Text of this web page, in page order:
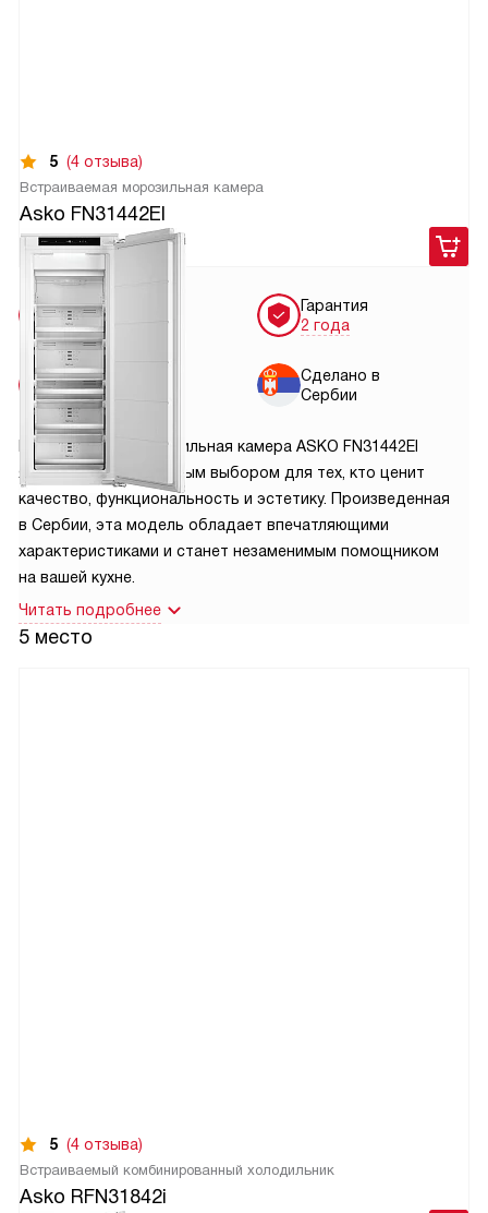
5 (4 отзыва)
Встраиваемая морозильная камера
Asko FN31442EI
119 900руб.
Бесплатная
доставка
Бесплатная
установка
Гарантия
2 года
Сделано в
Сербии
Встраиваемая морозильная камера ASKO FN31442EI
является превосходным выбором для тех, кто ценит
качество, функциональность и эстетику. Произведенная
в Сербии, эта модель обладает впечатляющими
характеристиками и станет незаменимым помощником
на вашей кухне.
Читать подробнее
5 место
5 (4 отзыва)
Встраиваемый комбинированный холодильник
Asko RFN31842i